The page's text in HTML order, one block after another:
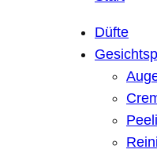
Düfte